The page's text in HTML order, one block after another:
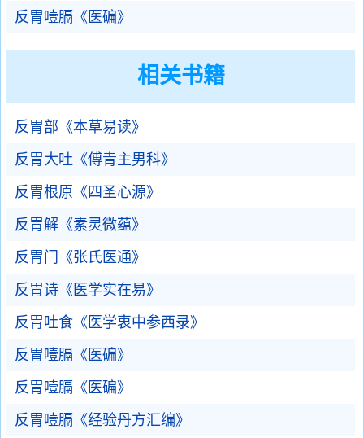
反胃噎膈《医碥》
相关书籍
反胃部《本草易读》
反胃大吐《傅青主男科》
反胃根原《四圣心源》
反胃解《素灵微蕴》
反胃门《张氏医通》
反胃诗《医学实在易》
反胃吐食《医学衷中参西录》
反胃噎膈《医碥》
反胃噎膈《医碥》
反胃噎膈《经验丹方汇编》